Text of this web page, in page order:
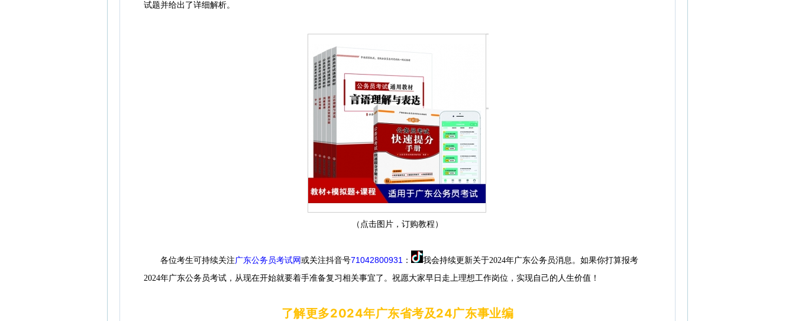
试题并给出了详细解析。
（点击图片，订购教程）
各位考生可持续关注广东公务员考试网或关注抖音号71042800931 ：
我会持续更新关于2024年广东公务员消息。如果你打算报考
2024年广东公务员考试，从现在开始就要着手准备复习相关事宜了。祝愿大家早日走上理想工作岗位，实现自己的人生价值！
了解更多2024年广东省考及24广东事业编